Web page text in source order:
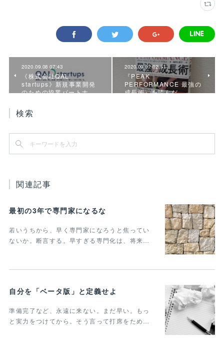
2020.09.08 07:43
《株式会社QAL
startups》新規事業開発
のための協業パートナ…
2020.09.07 02:51
『PEAK
PERFORMANCE 最強の
成長術』を読んだ
検索
関連記事
最初の3年で専門家になるな
若いうちから、早く専門家になろうと焦ってい
ないか。断言する。早すぎる専門化は、将来…
自分を「ベータ版」と定義せよ
準備完了など、永遠に来ない。まだ早い。もっ
と実力をつけてから。そう言って打席をため…